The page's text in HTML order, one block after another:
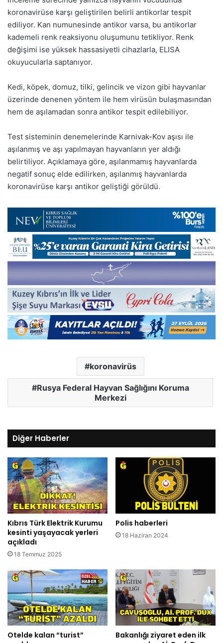
koronavirüse karşı geliştirilen belirli antikorlar tespit
ediliyor. Kan numunesinde antikor varsa, bu antikorlar
kademeli renk reaksiyonu oluşumunu tetikliyor. Renk
değişimi ise yüksek hassasiyetli cihazlarla, ELISA
okuyucularla saptanıyor.
Kedi, köpek, domuz, tilki, gelincik ve vizon gibi hayvanlar
üzerinde denenen yöntem ile hem virüsün bulaşmasından
hem de aşılamadan sonra antikor tespit edilebiliyor.
Test sisteminin denemelerinde Karnivak-Kov aşısı ile
aşılanmış ve aşı yapılmayan hayvanların yer aldığı
belirtiliyor. Açıklamaya göre, aşılanmamış hayvanlarda
negatif sonuç elde edilirken, aşılanmış hayvanlarda
koronavirüse karşı antikor geliştiği görüldü.
koronavirüs
Rusya Federal Hayvan Sağlığını Koruma
Merkezi
Diğer Haberler
Kıbrıs Türk Elektrik Kurumu
kesinti yaşayacak yerleri
açıkladı
18 Temmuz 2025
Polis haberleri
18 Haziran 2024
Otelde kalan “turist”
Bakanlığı ziyaret eden ilk